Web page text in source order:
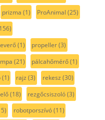
prizma (1) ProAnimal (25)
(1) propeller(3)
(21) pálcahőmérő(1)
(1) rajz (3) rekesz (30)
(18) rezgőcsiszoló(3)
robotporszívó(11)